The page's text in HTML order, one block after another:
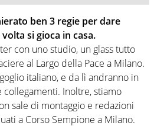
ben 3 regie per dare
si gioca in casa.
con uno studio, un glass tutto
al Largo della Pace a Milano.
italiano, e da lì andranno in
Inoltre, stiamo
sale di montaggio e redazioni
a Corso Sempione a Milano.